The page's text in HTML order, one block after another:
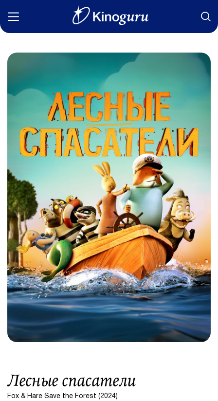
Статьи
Сериалы
Новости
Подборки
О нас
Авторы
Лесные спасатели
Fox & Hare Save the Forest (2024)